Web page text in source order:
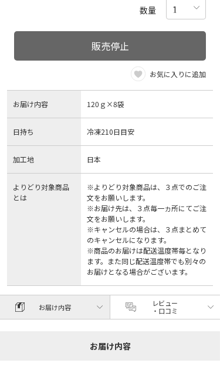
数量
販売停止
お気に入りに追加
お届け内容 120ｇ×8袋
日持ち 冷凍210日目安
加工地 日本
よりどり対象商品
とは
※よりどり対象商品は、３点でのご注
文をお願いします。
※お届け先は、３点毎一ヵ所にてご注
文をお願いします。
※キャンセルの場合は、３点まとめて
のキャンセルになります。
※商品のお届けは配送温度帯毎となり
ます。また同じ配送温度帯でも別々の
お届けとなる場合がございます。
お届け内容
レビュー
・口コミ
お届け内容